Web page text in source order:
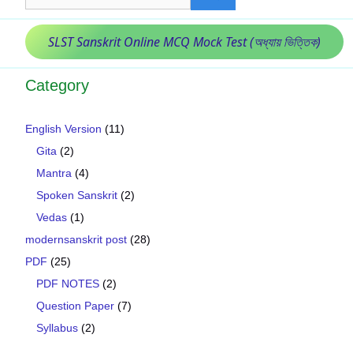
SLST Sanskrit Online MCQ Mock Test (অধ্যায় ভিত্তিক)
Category
English Version (11)
Gita (2)
Mantra (4)
Spoken Sanskrit (2)
Vedas (1)
modernsanskrit post (28)
PDF (25)
PDF NOTES (2)
Question Paper (7)
Syllabus (2)